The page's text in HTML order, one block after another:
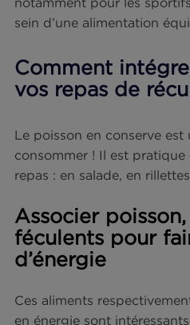
Protéine
Oméga 3
0,5-1,08
Le thon et la sardine
riches en protéines que
Concernant les oméga 3
listao en sont 5,5 fois
thon germon en est lui,
dur, c’est la sardine qui